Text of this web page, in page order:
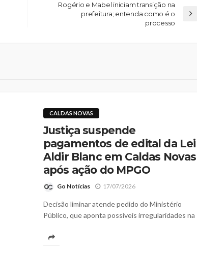
Rogério e Mabel iniciam transição na
prefeitura; entenda como é o
processo
CALDAS NOVAS
Justiça suspende
pagamentos de edital da Lei
Aldir Blanc em Caldas Novas
após ação do MPGO
Go Notícias 17/07/2026
Decisão liminar atende pedido do Ministério
Público, que aponta possíveis irregularidades na
Política Nacional Aldir Blanc